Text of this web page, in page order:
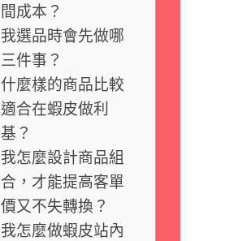
間成本？
我選品時會先做哪
三件事？
什麼樣的商品比較
適合在蝦皮做利
基？
我怎麼設計商品組
合，才能提高客單
價又不失轉換？
我怎麼做蝦皮站內